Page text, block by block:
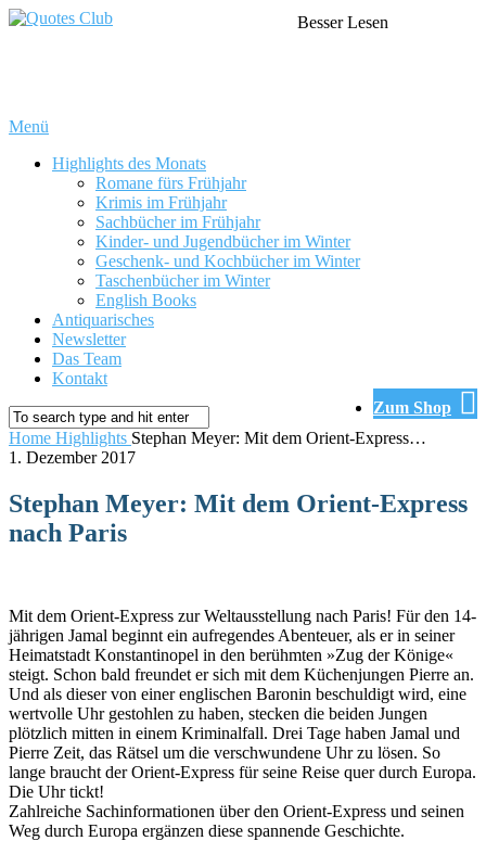
Besser Lesen
Menü
Highlights des Monats
Romane fürs Frühjahr
Krimis im Frühjahr
Sachbücher im Frühjahr
Kinder- und Jugendbücher im Winter
Geschenk- und Kochbücher im Winter
Taschenbücher im Winter
English Books
Antiquarisches
Newsletter
Das Team
Kontakt
Zum Shop
Home Highlights Stephan Meyer: Mit dem Orient-Express…
1. Dezember 2017
Stephan Meyer: Mit dem Orient-Express
nach Paris
Mit dem Orient-Express zur Weltausstellung nach Paris! Für den 14-
jährigen Jamal beginnt ein aufregendes Abenteuer, als er in seiner
Heimatstadt Konstantinopel in den berühmten »Zug der Könige«
steigt. Schon bald freundet er sich mit dem Küchenjungen Pierre an.
Und als dieser von einer englischen Baronin beschuldigt wird, eine
wertvolle Uhr gestohlen zu haben, stecken die beiden Jungen
plötzlich mitten in einem Kriminalfall. Drei Tage haben Jamal und
Pierre Zeit, das Rätsel um die verschwundene Uhr zu lösen. So
lange braucht der Orient-Express für seine Reise quer durch Europa.
Die Uhr tickt!
Zahlreiche Sachinformationen über den Orient-Express und seinen
Weg durch Europa ergänzen diese spannende Geschichte.